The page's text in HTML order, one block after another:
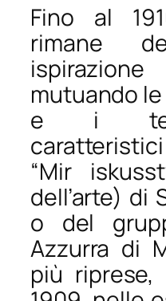
Fino al
rimane
mutuando
e i
“Mir
dell’arte) di
o del
Azzurra di
più